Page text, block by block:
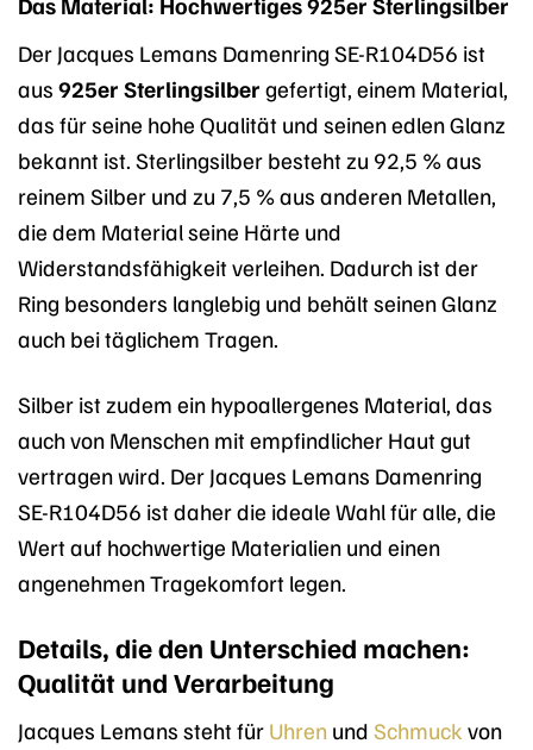
Der Jacques Lemans Damenring SE-R104D56 ist
aus 925er Sterlingsilber gefertigt, einem Material,
das für seine hohe Qualität und seinen edlen Glanz
bekannt ist. Sterlingsilber besteht zu 92,5 % aus
reinem Silber und zu 7,5 % aus anderen Metallen,
die dem Material seine Härte und
Widerstandsfähigkeit verleihen. Dadurch ist der
Ring besonders langlebig und behält seinen Glanz
auch bei täglichem Tragen.
Silber ist zudem ein hypoallergenes Material, das
auch von Menschen mit empfindlicher Haut gut
vertragen wird. Der Jacques Lemans Damenring
SE-R104D56 ist daher die ideale Wahl für alle, die
Wert auf hochwertige Materialien und einen
angenehmen Tragekomfort legen.
Details, die den Unterschied machen:
Qualität und Verarbeitung
Jacques Lemans steht für Uhren und Schmuck von